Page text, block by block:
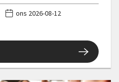
ons 2026-08-12